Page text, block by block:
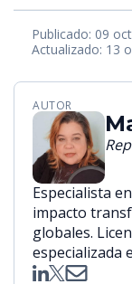
Publicado: 09
Actualizado: 13
AUTOR
Especialista
impacto
globales.
especializada